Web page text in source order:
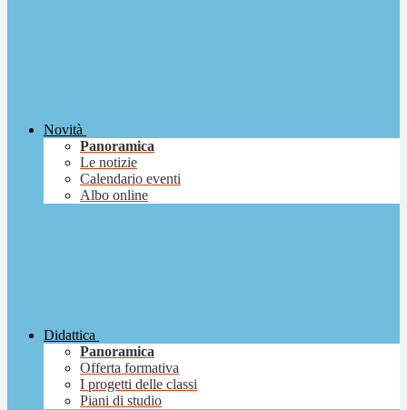
Novità
Panoramica
Le notizie
Calendario eventi
Albo online
Didattica
Panoramica
Offerta formativa
I progetti delle classi
Piani di studio